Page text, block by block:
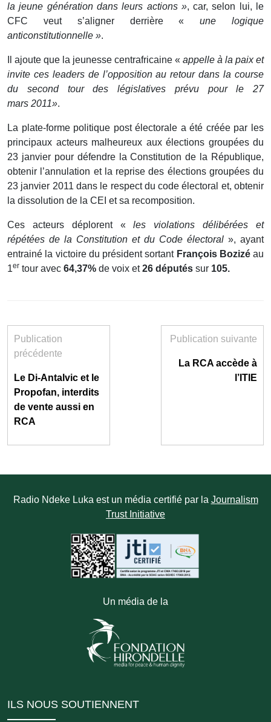
la jeune génération dans leurs actions », car, selon lui, le
CFC veut s’aligner derrière «une logique
anticonstitutionnelle ».
Il ajoute que la jeunesse centrafricaine « appelle à la paix et
invite ces leaders de l’opposition au retour dans la course
du second tour des législatives prévu pour le 27
mars 2011».
La plate-forme politique post électorale a été créée par les
principaux acteurs malheureux aux élections groupées du
23 janvier pour défendre la Constitution de la République,
obtenir l’annulation et la reprise des élections groupées du
23 janvier 2011 dans le respect du code électoral et, obtenir
la dissolution de la CEI et sa recomposition.
Ces acteurs déplorent «les violations délibérées et
répétées de la Constitution et du Code électoral », ayant
entrainé la victoire du président sortant François Bozizé au
1er tour avec 64,37% de voix et26 députés sur 105.
Publication
précédente
Le Di-Antalvic et le
Propofan, interdits
de vente aussi en
RCA
Publication suivante
La RCA accède à
l’ITIE
Radio Ndeke Luka est un média certifié par la Journalism
Trust Initiative
Un média de la
ILS NOUS SOUTIENNENT